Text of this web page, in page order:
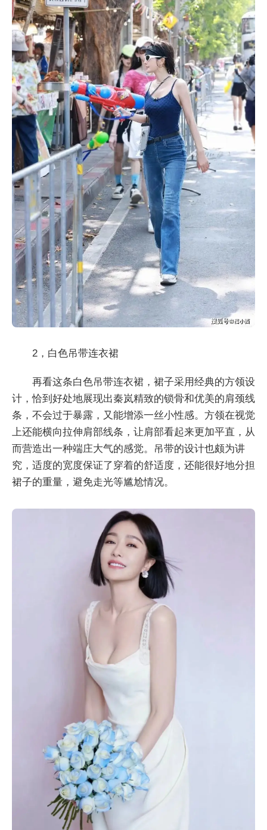
2，白色吊带连衣裙
再看这条白色吊带连衣裙，裙子采用经典的方领设
计，恰到好处地展现出秦岚精致的锁骨和优美的肩颈线
条，不会过于暴露，又能增添一丝小性感。方领在视觉
上还能横向拉伸肩部线条，让肩部看起来更加平直，从
而营造出一种端庄大气的感觉。吊带的设计也颇为讲
究，适度的宽度保证了穿着的舒适度，还能很好地分担
裙子的重量，避免走光等尴尬情况。